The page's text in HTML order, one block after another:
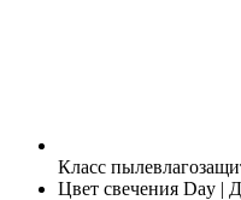
Класс
Цвет свечения Day |